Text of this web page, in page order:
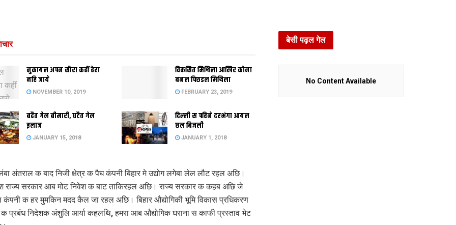
नुकायल अपन सौरा कहीं हेरा
नहि जाये
NOVEMBER 10, 2019
विकसित मिथिला आखिर कोना
बनल पिछडल मिथिला
FEBRUARY 23, 2019
बढैत गेल बीमारी, घटैत गेल
इलाज
JANUARY 15, 2018
दिल्‍ली स पहिने दरभंगा आयल
छल बिजली
JANUARY 1, 2018
अंतराल क बाद निजी क्षेत्र क पैघ कंपनी बिहार मे उद्योग लगेबा लेल लौट रहल अछि।
राज्य सरकार आब मोट निवेश क बाट ताकिरहल अछि। राज्य सरकार क कहब अछि जे
क हर मुमकिन मदद कैल जा रहल अछि। बिहार औद्योगिकी भूमि विकास प्रधिकरण
क प्रबंध निदेशक अंशुलि आर्या कहलथि, हमरा आब औद्योगिक घराना स काफी प्रस्ताव भेट
बेसी पढ़ल गेल
No Content Available